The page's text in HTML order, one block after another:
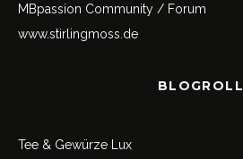
MBpassion Community / Forum
www.stirlingmoss.de
BLOGROLL
Tee & Gewürze Lux